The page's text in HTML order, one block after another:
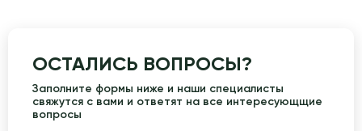
ОСТАЛИСЬ ВОПРОСЫ?
Заполните формы ниже и наши специалисты
свяжутся с вами и ответят на все интересующщие
вопросы